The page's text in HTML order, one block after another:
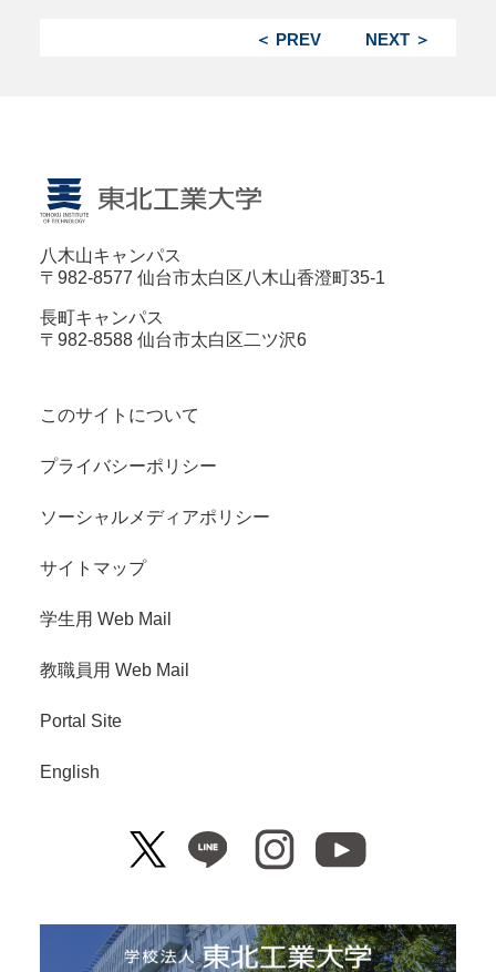
NEXT ＞
＜ PREV
八木山キャンパス
〒982-8577 仙台市太白区八木山香澄町35-1
長町キャンパス
〒982-8588 仙台市太白区二ツ沢6
このサイトについて
プライバシーポリシー
ソーシャルメディアポリシー
サイトマップ
学生用 Web Mail
教職員用 Web Mail
Portal Site
English